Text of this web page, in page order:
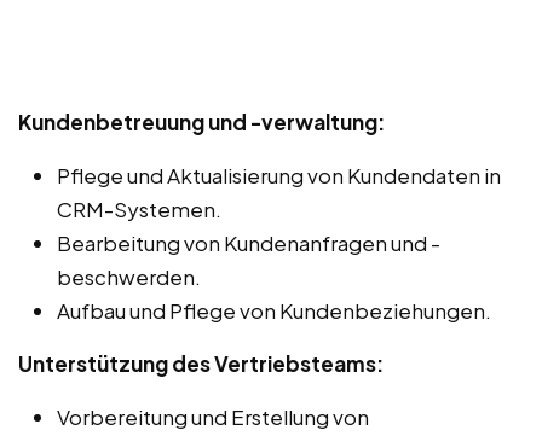
Kundenbetreuung und -verwaltung:
Pflege und Aktualisierung von Kundendaten in
CRM-Systemen.
Bearbeitung von Kundenanfragen und -
beschwerden.
Aufbau und Pflege von Kundenbeziehungen.
Unterstützung des Vertriebsteams:
Vorbereitung und Erstellung von